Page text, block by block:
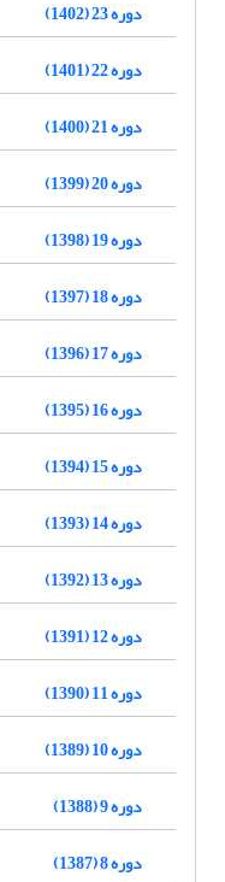
دوره 23 (1402)
دوره 22 (1401)
دوره 21 (1400)
دوره 20 (1399)
دوره 19 (1398)
دوره 18 (1397)
دوره 17 (1396)
دوره 16 (1395)
دوره 15 (1394)
دوره 14 (1393)
دوره 13 (1392)
دوره 12 (1391)
دوره 11 (1390)
دوره 10 (1389)
دوره 9 (1388)
دوره 8 (1387)